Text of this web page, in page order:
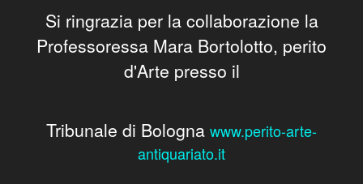
Si ringrazia per la collaborazione la
Professoressa Mara Bortolotto, perito
d'Arte presso il
Tribunale di Bologna www.perito-arte-
antiquariato.it